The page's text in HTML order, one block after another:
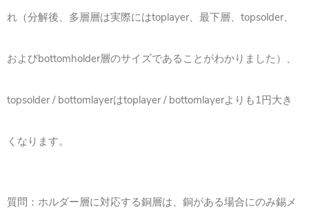
れ（分解後、多層層は実際にはtoplayer、最下層、topsolder、
およびbottomholder層のサイズであることがわかりました）、
topsolder / bottomlayerはtoplayer / bottomlayerよりも1円大き
くなります。
質問：ホルダー層に対応する銅層は、銅がある場合にのみ錫メ